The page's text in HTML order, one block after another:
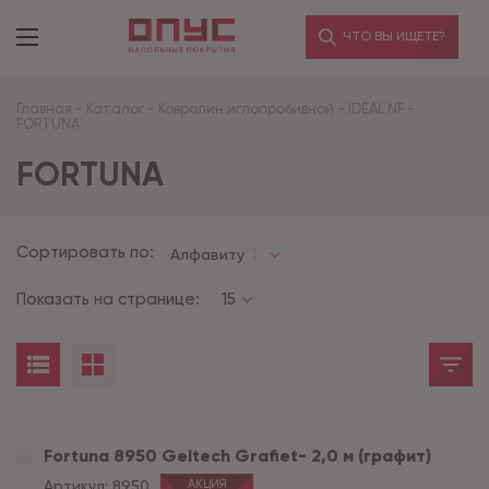
ЧТО ВЫ ИЩЕТЕ?
Главная - Каталог - Ковролин иглопробивной - IDEAL NF -
FORTUNA
FORTUNA
Сортировать по: Алфавиту
Показать на странице: 15
Fortuna 8950 Geltech Grafiet- 2,0 м (графит)
АКЦИЯ